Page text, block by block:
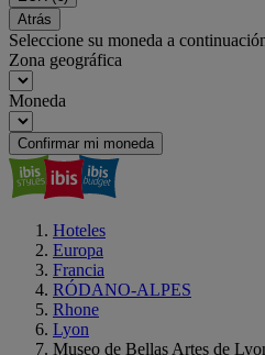
Atrás
Seleccione su moneda a
Zona geográfica
Moneda
Confirmar mi moneda
Hoteles
Europa
Francia
RÓDANO-ALPES
Rhone
Lyon
Museo de Bellas Artes de